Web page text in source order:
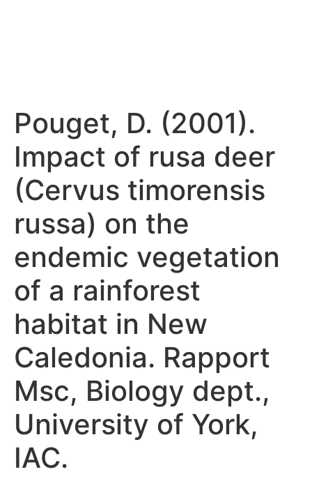
Pouget, D. (2001).
Impact of rusa deer
(Cervus timorensis
russa) on the
endemic vegetation
of a rainforest
habitat in New
Caledonia. Rapport
Msc, Biology dept.,
University of York,
IAC.